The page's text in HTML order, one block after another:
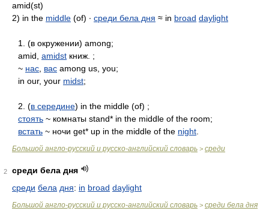
amid(st)
2) in the middle (of) ∙ среди бела дня ≈ in broad daylight
1. (в окружении) among;
amid, amidst книж. ;
~ нас вас among us, you;
in our, your midst;
2. (в середине) in the middle (of) ;
стоять ~ комнаты stand* in the middle of the room;
встать ~ ночи get* up in the middle of the night
Большой англо-русский и русско-английский словарь > среди
2
среди бела дня
среди бела дня: in broad daylight
Большой англо-русский и русско-английский словарь > среди бела дня